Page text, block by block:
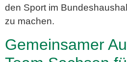
den Sport im
zu machen.
Gemeinsamer